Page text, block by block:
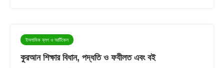
ইসলামিক ব্লগ ও আর্টিকেল
কুরআন শিক্ষার বিধান, পদ্ধতি ও ফযীলত এবং বই